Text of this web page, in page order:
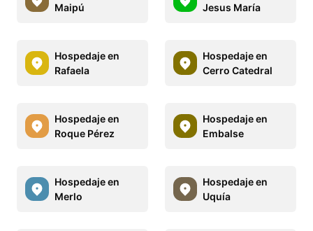
Maipú
Jesus María
Hospedaje en
Rafaela
Hospedaje en
Cerro Catedral
Hospedaje en
Roque Pérez
Hospedaje en
Embalse
Hospedaje en
Merlo
Hospedaje en
Uquía